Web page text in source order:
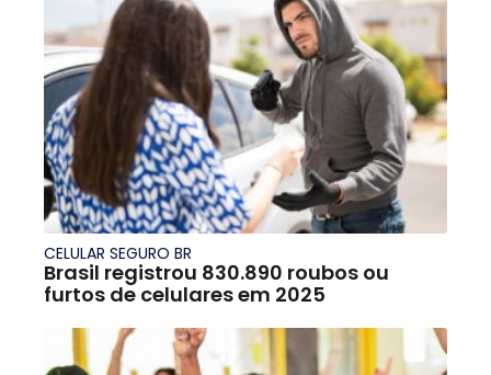
CELULAR SEGURO BR
Brasil registrou 830.890 roubos ou
furtos de celulares em 2025